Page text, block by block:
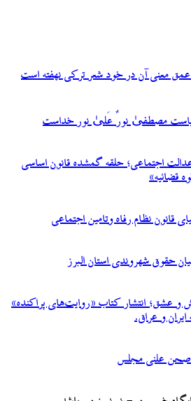
معنی آن در خود شعر ترکی نهفته است
مصطفیٰ نورٌ عَلیٰ نور خداست
عدالت اجتماعی؛ حلقه گمشده قانون اساسی
قضائیه»
قانون نظام رفاه وتامین اجتماعی
حقوق شهروندی استان البرز
و عشق؛ انتشار کتاب «روایت‌های پراکنده»
و عراق.
صحن علنی مجلس